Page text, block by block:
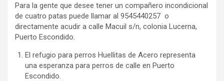
Para la gente que desee tener un compañero incondicional
de cuatro patas puede llamar al 9545440257 o
directamente acudir a calle Macuil s/n, colonia Lucerna,
Puerto Escondido.
El refugio para perros Huellitas de Acero representa
una esperanza para perros de calle en Puerto
Escondido.